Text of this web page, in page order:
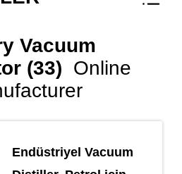
Vacuum
(33) Online
Endüstriyel Vacuum